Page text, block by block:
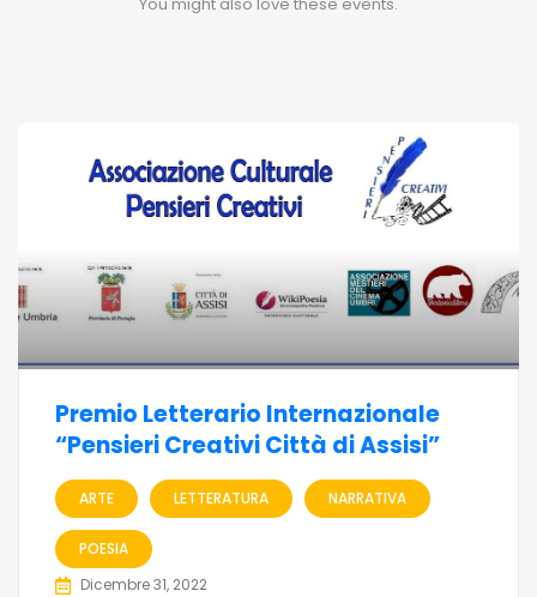
Premio Letterario Internazionale
“Pensieri Creativi Città di Assisi”
ARTE LETTERATURA NARRATIVA
POESIA
Dicembre 31, 2022